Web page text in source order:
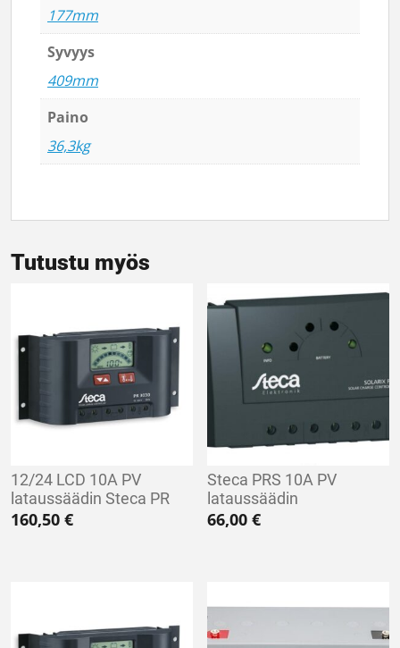
177mm
Syvyys
409mm
Paino
36,3kg
Tutustu myös
12/24 LCD 10A PV
lataussäädin Steca PR
160,50 €
Steca PRS 10A PV
lataussäädin
66,00€